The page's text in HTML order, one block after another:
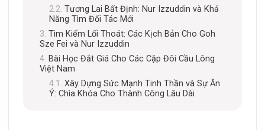
Tương Lai Bất Định: Nur Izzuddin và Khả
Năng Tìm Đối Tác Mới
Tìm Kiếm Lối Thoát: Các Kịch Bản Cho Goh
Sze Fei và Nur Izzuddin
Bài Học Đắt Giá Cho Các Cặp Đôi Cầu Lông
Việt Nam
Xây Dựng Sức Mạnh Tinh Thần và Sự Ăn
Ý: Chìa Khóa Cho Thành Công Lâu Dài